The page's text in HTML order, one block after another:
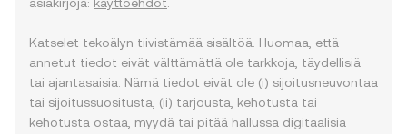
Katselet tekoälyn tiivistämää sisältöä. Huomaa, että
annetut tiedot eivät välttämättä ole tarkkoja, täydellisiä
tai ajantasaisia. Nämä tiedot eivät ole (i) sijoitusneuvontaa
tai sijoitussuositusta, (ii) tarjousta, kehotusta tai
kehotusta ostaa, myydä tai pitää hallussa digitaalisia